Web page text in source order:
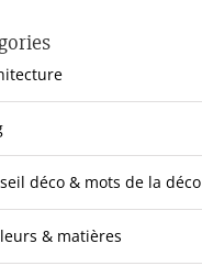
déco & mots de la déco
& matières